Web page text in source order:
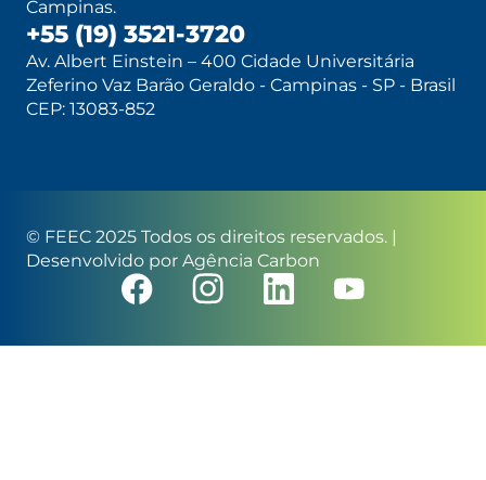
Campinas.
+55 (19) 3521-3720
Av. Albert Einstein – 400 Cidade Universitária
Zeferino Vaz Barão Geraldo - Campinas - SP - Brasil
CEP: 13083-852
© FEEC 2025 Todos os direitos reservados. |
Desenvolvido por Agência Carbon